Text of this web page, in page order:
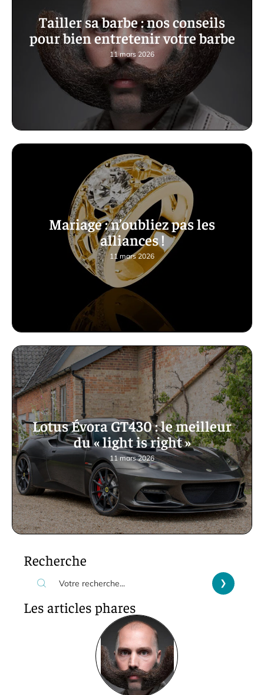
Tailler sa barbe : nos conseils
pour bien entretenir votre barbe
11 mars 2026
Mariage : n’oubliez pas les
alliances !
11 mars 2026
Lotus Évora GT430 : le meilleur
du « light is right »
11 mars 2026
Recherche
Les articles phares